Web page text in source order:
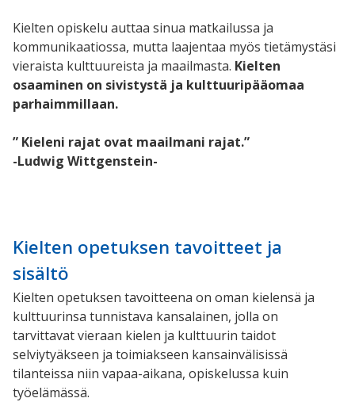
Kielten opiskelu auttaa sinua matkailussa ja
kommunikaatiossa, mutta laajentaa myös tietämystäsi
vieraista kulttuureista ja maailmasta. Kielten
osaaminen on sivistystä ja kulttuuripääomaa
parhaimmillaan.
” Kieleni rajat ovat maailmani rajat.”
-Ludwig Wittgenstein-
Kielten opetuksen tavoitteet ja
sisältö
Kielten opetuksen tavoitteena on oman kielensä ja
kulttuurinsa tunnistava kansalainen, jolla on
tarvittavat vieraan kielen ja kulttuurin taidot
selviytyäkseen ja toimiakseen kansainvälisissä
tilanteissa niin vapaa-aikana, opiskelussa kuin
työelämässä.